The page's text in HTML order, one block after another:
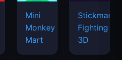
Mini
Monkey
Mart
Stickman
Fighting
3D